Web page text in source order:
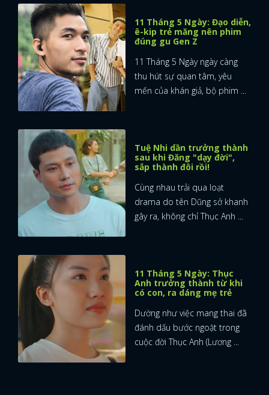
FACEBOOK GOOGLE
11 Tháng 5 Ngày: Đạo diễn,
ê-kip trẻ măng nên phim
đúng gu Gen Z
11 Tháng 5 Ngày ngày càng
thu hút sự quan tâm, yêu
mến của khán giả, bộ phim ...
Tuệ Nhi dần trưởng thành
sau khi Đăng "dạy đời",
sắp thành đôi rồi!
Cùng nhau trải qua loạt
drama do tên Dũng sở khanh
gây ra, không chỉ Thục Anh ...
11 Tháng 5 Ngày: Thục
Anh trưởng thành từ khi
có con, ra dáng mẹ trẻ
Dường như việc mang thai đã
đánh dấu bước ngoặt trong
cuộc đời Thục Anh (Lương ...